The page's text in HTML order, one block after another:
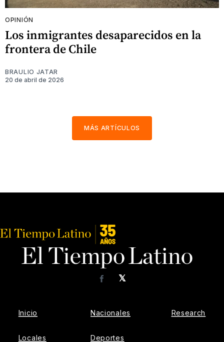
OPINIÓN
Los inmigrantes desaparecidos en la
frontera de Chile
BRAULIO JATAR
20 de abril de 2026
MÁS ARTÍCULOS
𝕏
Facebook
Inicio
Locales
Nacionales
Deportes
Research